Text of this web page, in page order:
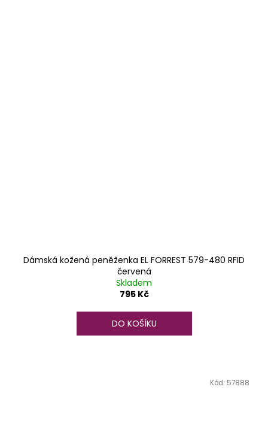
Dámská kožená peněženka EL FORREST 579-480 RFID
červená
Skladem
795 Kč
DO KOŠÍKU
Kód: 57888